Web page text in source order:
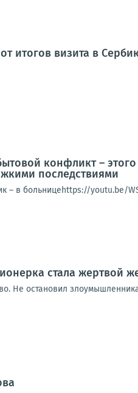
итогов визита в
конфликт –
последствиями
– в больницеhttps://youtu.be/
стала жертвой
Не остановил